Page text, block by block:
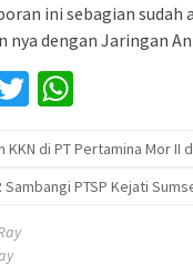
ini sebagian sudah
nya dengan Jaringan
Twitter
KKN di PT Pertamina Mor II
Sambangi PTSP Kejati